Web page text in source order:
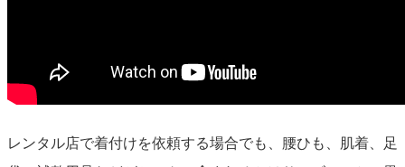
レンタル店で着付けを依頼する場合でも、腰ひも、肌着、足